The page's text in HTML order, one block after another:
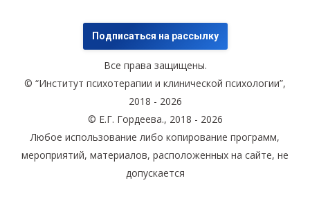
Подписаться на рассылку
Все права защищены.
© “Институт психотерапии и клинической психологии”,
2018 - 2026
© Е.Г. Гордеева., 2018 - 2026
Любое использование либо копирование программ,
мероприятий, материалов, расположенных на сайте, не
допускается